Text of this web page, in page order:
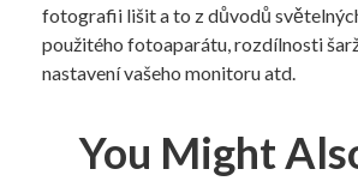
fotografii lišit a to z důvodů
použitého fotoaparátu, rozdílnosti
nastavení vašeho monitoru atd.
You Might